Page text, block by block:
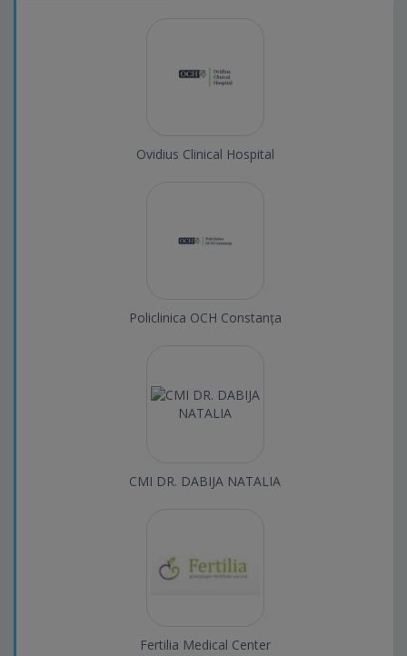
Ovidius Clinical Hospital
Policlinica OCH Constanța
CMI DR. DABIJA NATALIA
Fertilia Medical Center